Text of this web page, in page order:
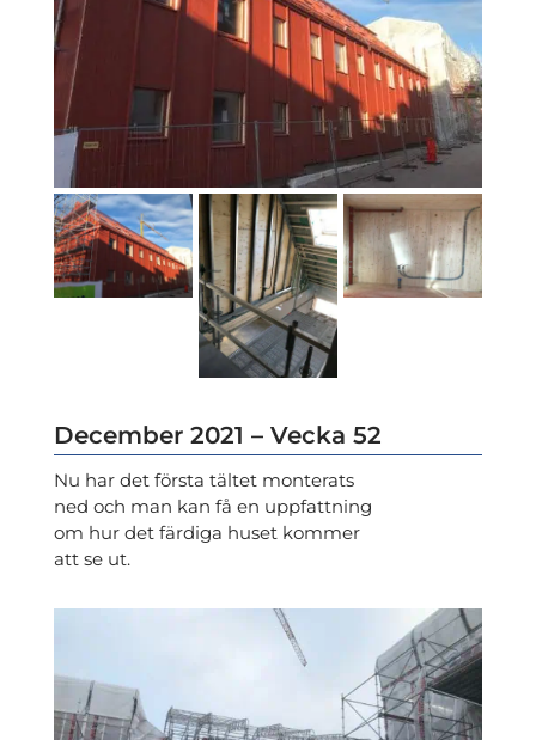
December 2021 – Vecka 52
Nu har det första tältet monterats
ned och man kan få en uppfattning
om hur det färdiga huset kommer
att se ut.